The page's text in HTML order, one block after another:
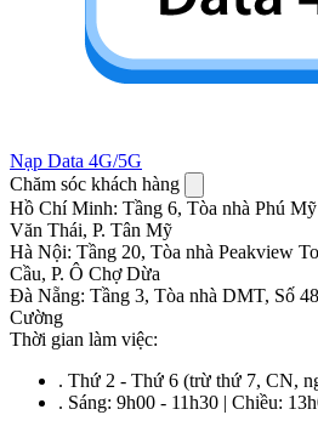
Nạp Data 4G/5G
Chăm sóc khách hàng
Hồ Chí Minh: Tầng 6, Tòa nhà Phú
Văn Thái, P. Tân Mỹ
Hà Nội: Tầng 20, Tòa nhà Peakview
Cầu, P. Ô Chợ Dừa
Đà Nẵng: Tầng 3, Tòa nhà DMT, Số
Cường
Thời gian làm việc:
. Thứ 2 - Thứ 6 (trừ thứ 7, CN,
. Sáng: 9h00 - 11h30 | Chiều: